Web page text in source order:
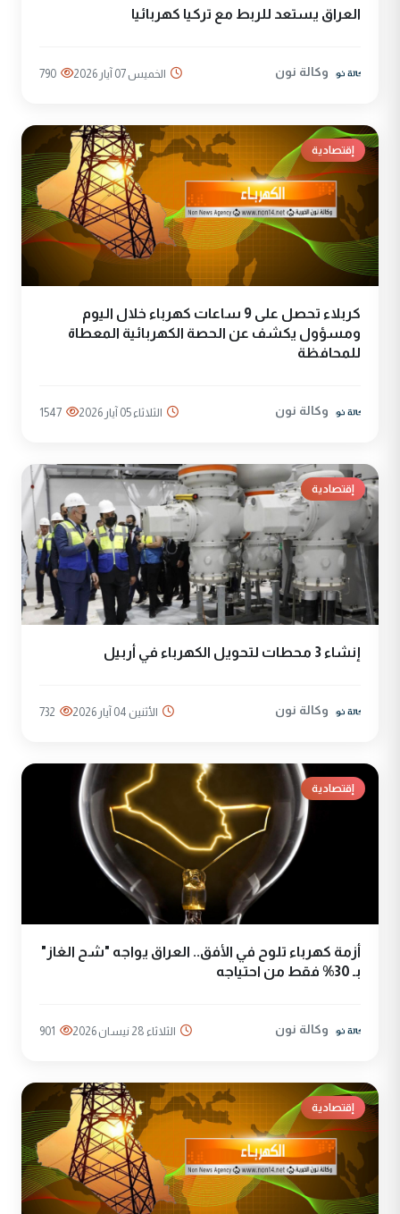
العراق يستعد للربط مع تركيا كهربائيا
وكالة نون الخميس 07 آيار 2026 790
إقتصادية
كربلاء تحصل على 9 ساعات كهرباء خلال اليوم
ومسؤول يكشف عن الحصة الكهربائية المعطاة
للمحافظة
وكالة نون الثلاثاء 05 آيار 2026 1547
إقتصادية
إنشاء 3 محطات لتحويل الكهرباء في أربيل
وكالة نون الأثنين 04 آيار 2026 732
إقتصادية
أزمة كهرباء تلوح في الأفق.. العراق يواجه "شح الغاز"
بـ 30% فقط من احتياجه
وكالة نون الثلاثاء 28 نيسان 2026 901
إقتصادية